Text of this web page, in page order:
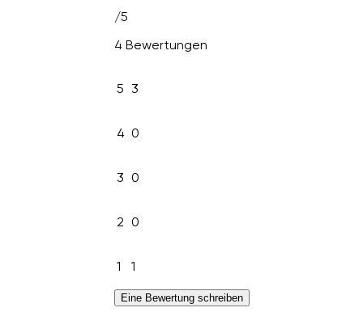
/5
4 Bewertungen
5 3
4 0
3 0
2 0
1 1
Eine Bewertung schreiben